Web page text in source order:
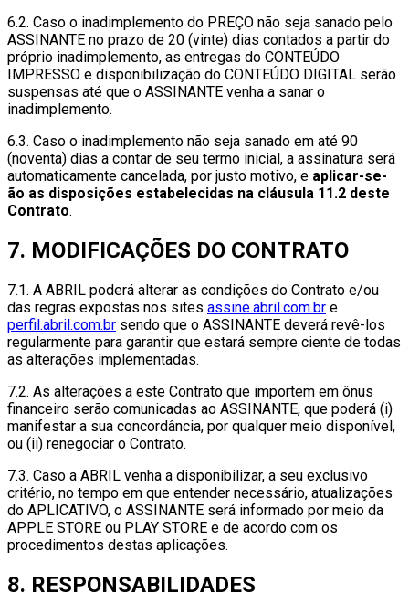
6.2. Caso o inadimplemento do PREÇO não seja sanado pelo
ASSINANTE no prazo de 20 (vinte) dias contados a partir do
próprio inadimplemento, as entregas do CONTEÚDO
IMPRESSO e disponibilização do CONTEÚDO DIGITAL serão
suspensas até que o ASSINANTE venha a sanar o
inadimplemento.
6.3. Caso o inadimplemento não seja sanado em até 90
(noventa) dias a contar de seu termo inicial, a assinatura será
automaticamente cancelada, por justo motivo, e aplicar-se-
ão as disposições estabelecidas na cláusula 11.2 deste
Contrato.
7. MODIFICAÇÕES DO CONTRATO
7.1. A ABRIL poderá alterar as condições do Contrato e/ou
das regras expostas nos sites assine.abril.com.br e
perfil.abril.com.br sendo que o ASSINANTE deverá revê-los
regularmente para garantir que estará sempre ciente de todas
as alterações implementadas.
7.2. As alterações a este Contrato que importem em ônus
financeiro serão comunicadas ao ASSINANTE, que poderá (i)
manifestar a sua concordância, por qualquer meio disponível,
ou (ii) renegociar o Contrato.
7.3. Caso a ABRIL venha a disponibilizar, a seu exclusivo
critério, no tempo em que entender necessário, atualizações
do APLICATIVO, o ASSINANTE será informado por meio da
APPLE STORE ou PLAY STORE e de acordo com os
procedimentos destas aplicações.
8. RESPONSABILIDADES